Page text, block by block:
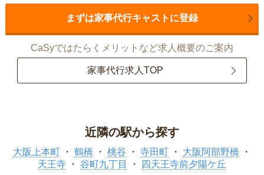
まずは家事代行キャストに登録
CaSyではたらくメリットなど求人概要のご案内
家事代行求人TOP
近隣の駅から探す
大阪上本町 鶴橋 桃谷 寺田町
大阪阿部野橋
天王寺
谷町九丁目 四天王寺前夕陽ケ丘